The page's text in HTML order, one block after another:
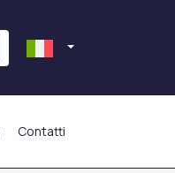
Contatti